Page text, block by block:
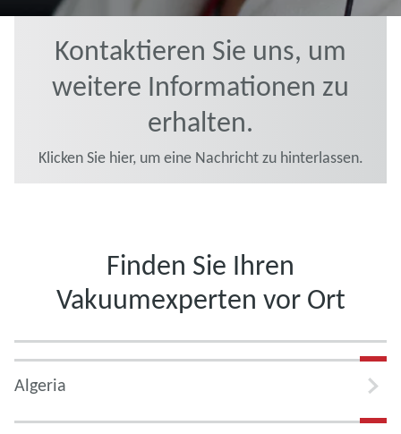
Kontaktieren Sie uns, um
weitere Informationen zu
erhalten.
Klicken Sie hier, um eine Nachricht zu hinterlassen.
Finden Sie Ihren
Vakuumexperten vor Ort
Algeria